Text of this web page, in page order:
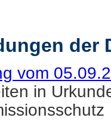
der
vom
in